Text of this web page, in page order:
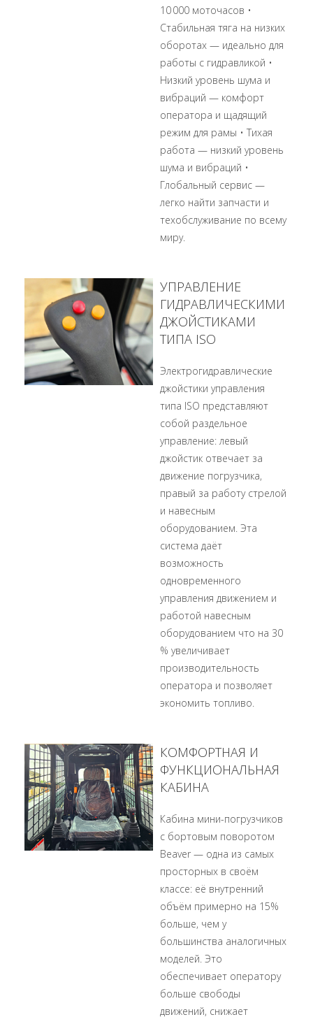
10 000 моточасов •
Стабильная тяга на низких
оборотах — идеально для
работы с гидравликой •
Низкий уровень шума и
вибраций — комфорт
оператора и щадящий
режим для рамы • Тихая
работа — низкий уровень
шума и вибраций •
Глобальный сервис —
легко найти запчасти и
техобслуживание по всему
миру.
УПРАВЛЕНИЕ
ГИДРАВЛИЧЕСКИМИ
ДЖОЙСТИКАМИ
ТИПА ISO
Электрогидравлические
джойстики управления
типа ISO представляют
собой раздельное
управление: левый
джойстик отвечает за
движение погрузчика,
правый за работу стрелой
и навесным
оборудованием. Эта
система даёт
возможность
одновременного
управления движением и
работой навесным
оборудованием что на 30
% увеличивает
производительность
оператора и позволяет
экономить топливо.
КОМФОРТНАЯ И
ФУНКЦИОНАЛЬНАЯ
КАБИНА
Кабина мини-погрузчиков
с бортовым поворотом
Beaver — одна из самых
просторных в своём
классе: её внутренний
объём примерно на 15%
больше, чем у
большинства аналогичных
моделей. Это
обеспечивает оператору
больше свободы
движений, снижает